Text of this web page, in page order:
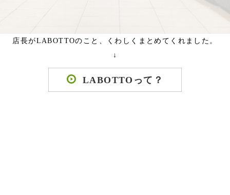
店長がLABOTTOのこと、くわしくまとめてくれました。
↓
LABOTTOって？